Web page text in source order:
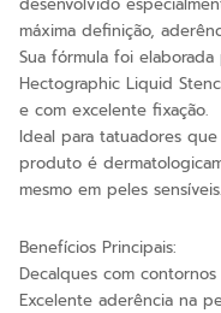
máxima definição,
Sua fórmula foi
Hectographic Liquid
e com excelente fixação.
Ideal para tatuadores
produto é
mesmo em peles sensíveis.
Benefícios Principais:
Decalques com
Excelente aderência na